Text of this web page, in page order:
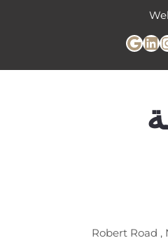
لينكد إنجوجل